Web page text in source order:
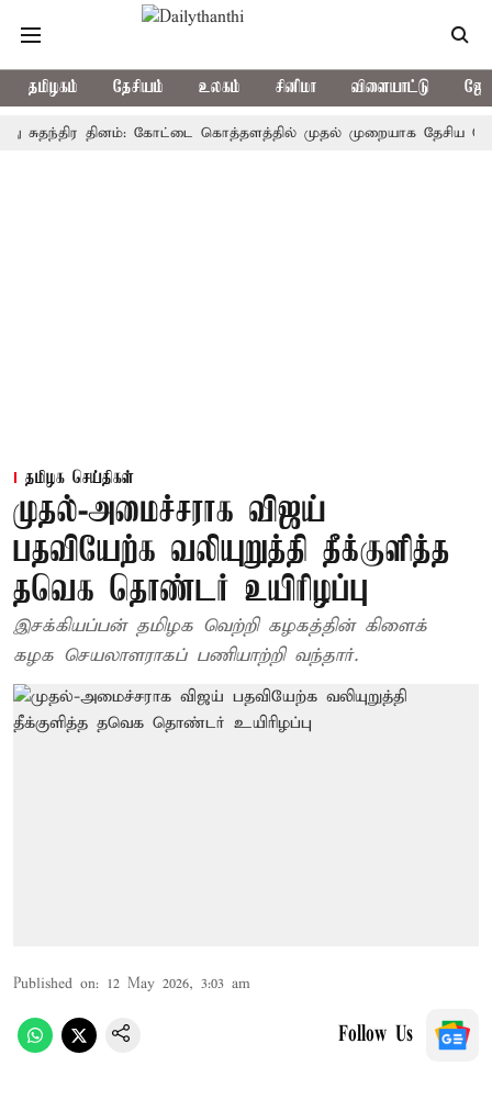
தமிழகம் தேசியம் உலகம் சினிமா விளையாட்டு
தினம்: கோட்டை கொத்தளத்தில் முதல் முறையாக தேசிய கொடி
தமிழக செய்திகள்
முதல்-அமைச்சராக விஜய்
பதவியேற்க வலியுறுத்தி தீக்குளித்த
தவெக தொண்டர் உயிரிழப்பு
இசக்கியப்பன் தமிழக வெற்றி கழகத்தின் கிளைக்
கழக செயலாளராகப் பணியாற்றி வந்தார்.
Published on: 12 May 2026, 3:03 am
Follow Us